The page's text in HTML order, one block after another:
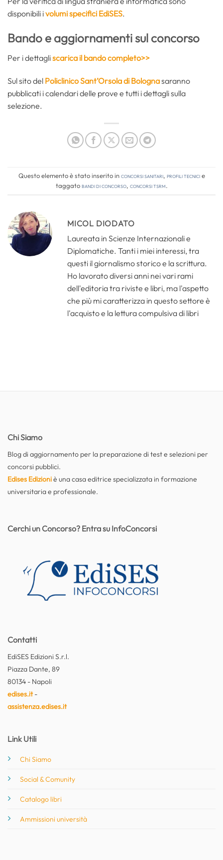
disponibili ivolumi specifici EdiSES.
Bando e aggiornamenti sul concorso
Per i dettagliscarica il bando completo>>
Sul sito del Policlinico Sant’Orsola di Bolognasaranno
pubblicati i calendari delle prove e tutti i dettagli sulla
selezione.
Questo elemento è stato inserito inConcorsi Sanitari, Profili tecnicie
taggatobandi di concorso, concorsi tsrm.
MICOL DIODATO
Laureata in Scienze Internazionali e
Diplomatiche. Tanti i miei interessi, tra
questi il giornalismo storico e la scrittura.
Ho lavorato diversi anni nei vari rami
dell'editoria tra riviste e libri, ma l'aspetto
che più mi caratterizza in questo settore è
l'acquisto e la lettura compulsiva di libri
Chi Siamo
Blog di aggiornamento per la preparazione di test e selezioni per
concorsi pubblici.
Edises Edizioniè una casa editrice specializzata in formazione
universitaria e professionale.
Contatti
EdiSES Edizioni S.r.l.
Piazza Dante, 89
80134 - Napoli
edises.it-
assistenza.edises.it
Link Utili
Chi Siamo
Social & Comunity
Catalogo libri
Ammissioni università
Cerchi un Concorso? Entra su InfoConcorsi